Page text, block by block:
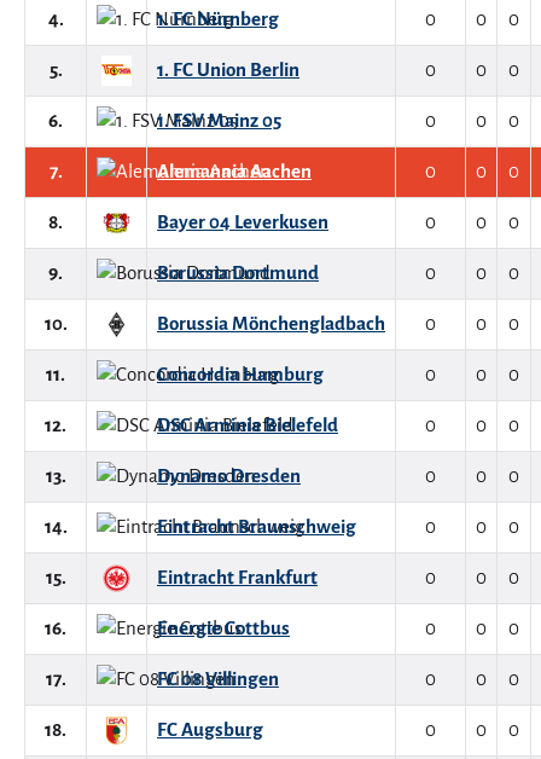
4. 1. FC Nürnberg 0 0 0
5. 1. FC Union Berlin 0 0 0
6. 1. FSV Mainz 05 0 0 0
7. Alemannia Aachen 0 0 0
8. Bayer 04 Leverkusen 0 0 0
9. Borussia Dortmund 0 0 0
10. Borussia Mönchengladbach 0 0 0
11. Concordia Hamburg 0 0 0
12. DSC Arminia Bielefeld 0 0 0
13. Dynamo Dresden 0 0 0
14. Eintracht Braunschweig 0 0 0
15. Eintracht Frankfurt 0 0 0
16. Energie Cottbus 0 0 0
17. FC 08 Villingen 0 0 0
18. FC Augsburg 0 0 0